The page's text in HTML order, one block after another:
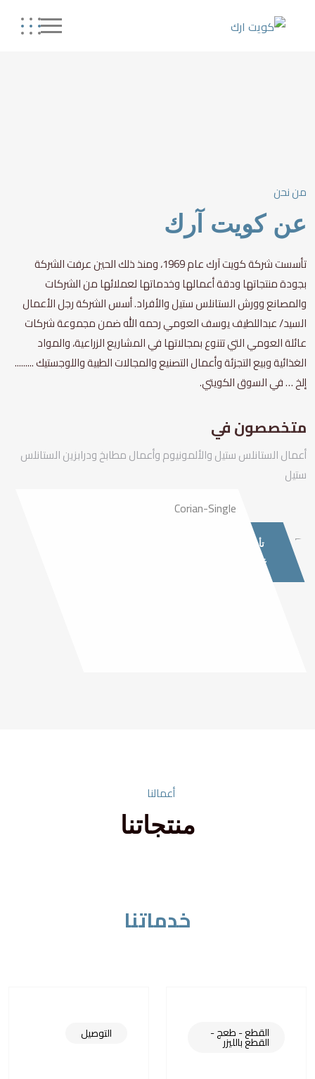
تأسست
عام 1969
من نحن
عن كويت آرك
تأسست شركة كويت آرك عام 1969، ومنذ ذلك الحين عرفت الشركة
بجودة منتجاتها ودقة أعمالها وخدماتها لعملائها من الشركات
والمصانع وورش الستانلس ستيل والأفراد. أسس الشركة رجل الأعمال
السيد/ عبداللطيف يوسف العومي رحمه الله ضمن مجموعة شركات
عائلة العومي التي تتنوع بمجالاتها في المشاريع الزراعية، والمواد
الغذائية وبيع التجزئة وأعمال التصنيع والمجالات الطبية واللوجستيك .........
إلخ … في السوق الكويتي.
متخصصون في
أعمال الستانلس ستيل والألمونيوم وأعمال مطابخ ودرابزين الستانلس
ستيل
أعمالنا
منتجاتنا
خدماتنا
القطع - طعج -
القطع بالليزر التوصيل